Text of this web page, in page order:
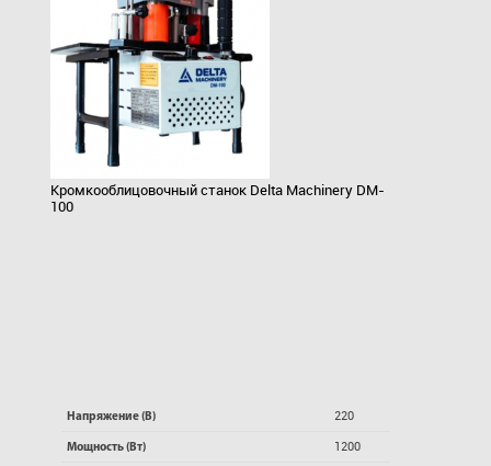
Кромкооблицовочный станок Delta Machinery DM-
100
Напряжение (В) 220
Мощность (Вт) 1200